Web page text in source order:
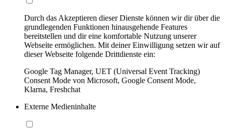
Durch das Akzeptieren dieser Dienste können wir dir über die
grundlegenden Funktionen hinausgehende Features
bereitstellen und dir eine komfortable Nutzung unserer
Webseite ermöglichen. Mit deiner Einwilligung setzen wir auf
dieser Webseite folgende Drittdienste ein:
Google Tag Manager, UET (Universal Event Tracking)
Consent Mode von Microsoft, Google Consent Mode,
Klarna, Freshchat
Externe Medieninhalte